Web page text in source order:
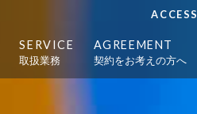
ACCESS
SERVICE
取扱業務
AGREEMENT
契約をお考えの方へ